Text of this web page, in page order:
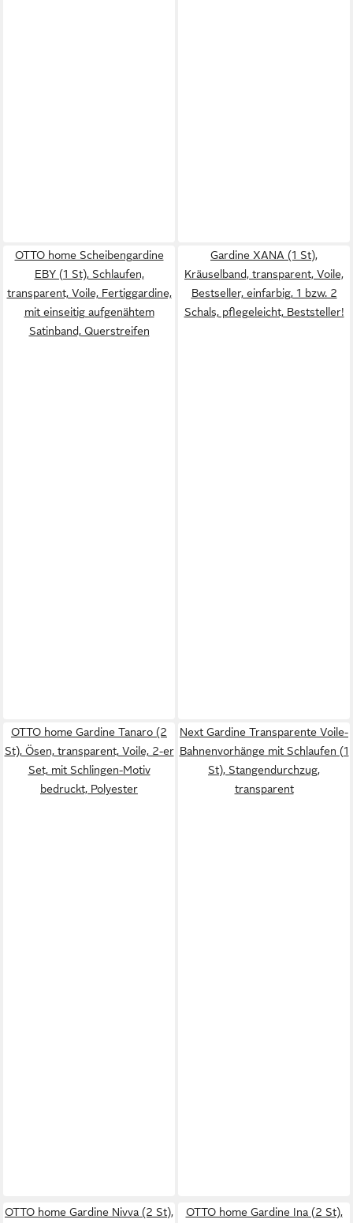
OTTO home Scheibengardine
EBY (1 St), Schlaufen,
transparent, Voile, Fertiggardine,
mit einseitig aufgenähtem
Satinband, Querstreifen
Gardine XANA (1 St),
Kräuselband, transparent, Voile,
Bestseller, einfarbig, 1 bzw. 2
Schals, pflegeleicht, Beststeller!
OTTO home Gardine Tanaro (2
St), Ösen, transparent, Voile, 2-er
Set, mit Schlingen-Motiv
bedruckt, Polyester
Next Gardine Transparente Voile-
Bahnenvorhänge mit Schlaufen (1
St), Stangendurchzug,
transparent
OTTO home Gardine Nivva (2 St),
OTTO home Gardine Ina (2 St),